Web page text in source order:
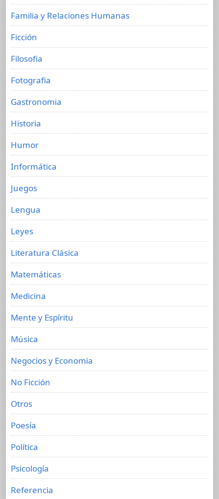
Familia y Relaciones Humanas
Ficción
Filosofia
Fotografia
Gastronomia
Historia
Humor
Informática
Juegos
Lengua
Leyes
Literatura Clásica
Matemáticas
Medicina
Mente y Espíritu
Música
Negocios y Economia
No Ficción
Otros
Poesía
Política
Psicología
Referencia